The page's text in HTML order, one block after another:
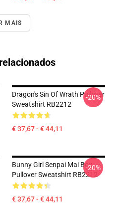
MAIS
Dragon's Sin Of Wrath Pullover
Sweatshirt RB2212
€ 37,67 - € 44,11
-20%
Bunny Girl Senpai Mai Box
Pullover Sweatshirt RB2212
€ 37,67 - € 44,11
-20%